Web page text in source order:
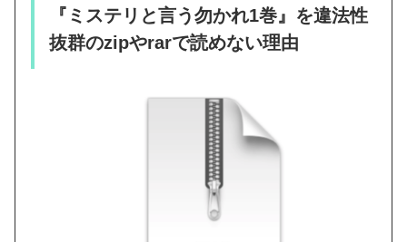
『ミステリと言う勿かれ1巻』を違法性
抜群のzipやrarで読めない理由